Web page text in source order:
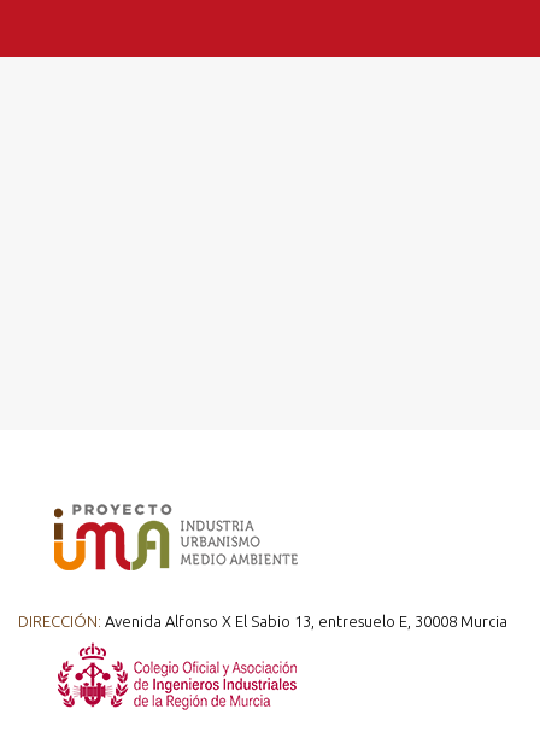
DIRECCIÓN: Avenida Alfonso X El Sabio 13, entresuelo E, 30008 Murcia